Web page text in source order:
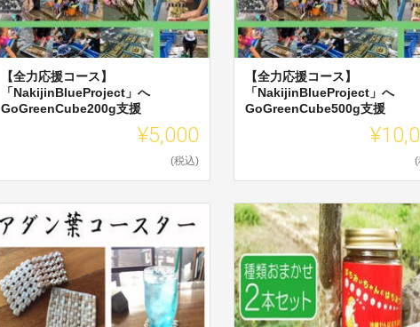
【全力応援コース】
「NakijinBlueProject」へ
GoGreenCube200g支援
¥5,000
(税込)
【全力応援コース】
「NakijinBlueProject」へ
GoGreenCube500g支援
(